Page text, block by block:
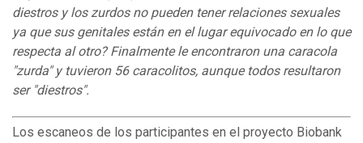
diestros y los zurdos no pueden tener relaciones sexuales
ya que sus genitales están en el lugar equivocado en lo que
respecta al otro? Finalmente le encontraron una caracola
"zurda" y tuvieron 56 caracolitos, aunque todosresultaron
ser"diestros".
Los escaneos de los participantes en el proyecto Biobank